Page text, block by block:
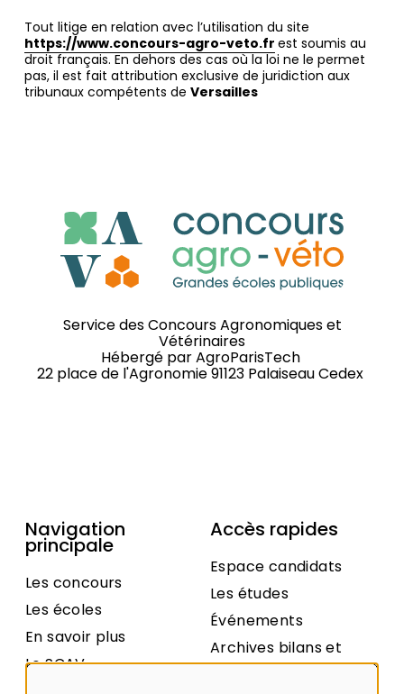
Tout litige en relation avec l’utilisation du site
https://www.concours-agro-veto.fr est soumis au
droit français. En dehors des cas où la loi ne le permet
pas, il est fait attribution exclusive de juridiction aux
tribunaux compétents de Versailles
Service des Concours Agronomiques et
Vétérinaires
Hébergé parAgroParisTech
22 place de l'Agronomie 91123 Palaiseau Cedex
Navigation
principale
Les concours
Les écoles
En savoir plus
Le SCAV
Accès rapides
Espace candidats
Les études
Événements
Archives bilans et
statistiques